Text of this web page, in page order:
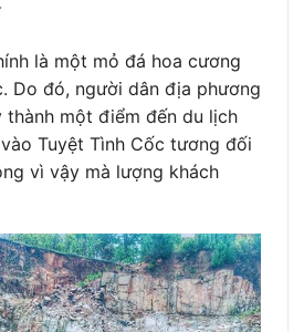
là một mỏ đá hoa cương
Do đó, người dân địa phương
thành một điểm đến du lịch
Tuyệt Tình Cốc tương đối
vì vậy mà lượng khách